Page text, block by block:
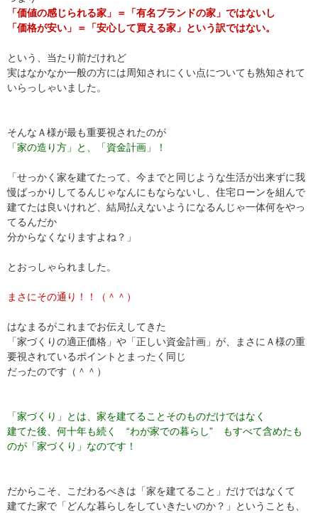
「価値の感じられる家」＝「有名ブランドの家」ではないし
「価格が安い」＝「安心して買える家」という訳ではない。
という、当たり前だけれど
実はなかなか一般の方には周知されにくい点についても熟知されて
いらっしゃいました。
そんなＡ様が最も重要視されたのが
「家の造り方」と、「資金計画」！
「せっかく家を建てたって、今までと同じような生活が出来ずに我
慢ばっかりしてるんじゃなんにもならないし、住宅ローンを組んで
建てたは良いけれど、結局払えないようになるんじゃ一体何をやっ
てるんだか
分からなくなりますよね？」
とおっしゃられました。
まさにその通り！！（＾＾）
はなまるがこれまでお伝えしてきた
「家づくりの適正価格」や「正しい資金計画」が、まさにＡ様の重
要視されているポイントとまったく同じ
だったのです（＾＾）
「家づくり」とは、家を建てることそのものだけではなく
建てた後、何十年も続く “わが家での暮らし” もすべて含めたも
のが「家づくり」なのです！
だからこそ、こだわるべきは「家を建てること」だけではなくて
建てた家で「どんな暮らしをしていきたいのか？」ということも、